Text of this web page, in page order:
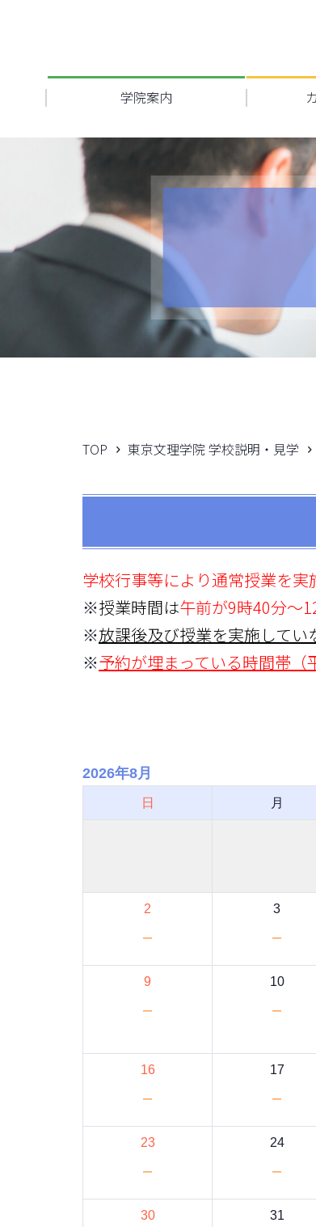
学院案内
TOP 東京文理学院 学校説明・見学
学校行事等により通常授業を実
※授業時間は午前が9時40分～
※放課後及び授業を実施して
※予約が埋まっている時間帯
2026年8月
日 月
2
－
3
－
9
－
10
－
16
－
17
－
23
－
24
－
30 31